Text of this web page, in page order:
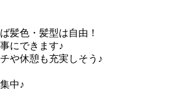
髪色・髪型は自由！
にできます♪
や休憩も充実しそう♪
中♪